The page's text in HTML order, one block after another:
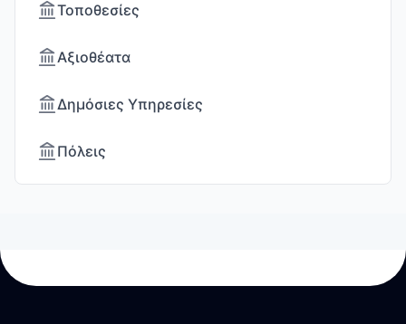
Τοποθεσίες
Αξιοθέατα
Δημόσιες Υπηρεσίες
Πόλεις